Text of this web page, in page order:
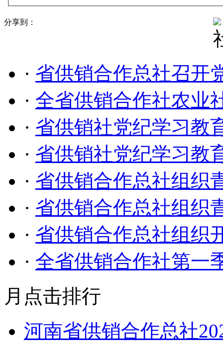
分享到：
· 省供销合作总社召开
· 全省供销合作社农业
· 省供销社党纪学习教
· 省供销社党纪学习教
· 省供销合作总社组织
· 省供销合作总社组织
· 省供销合作总社组织
· 全省供销合作社第一
月点击排行
河南省供销合作总社